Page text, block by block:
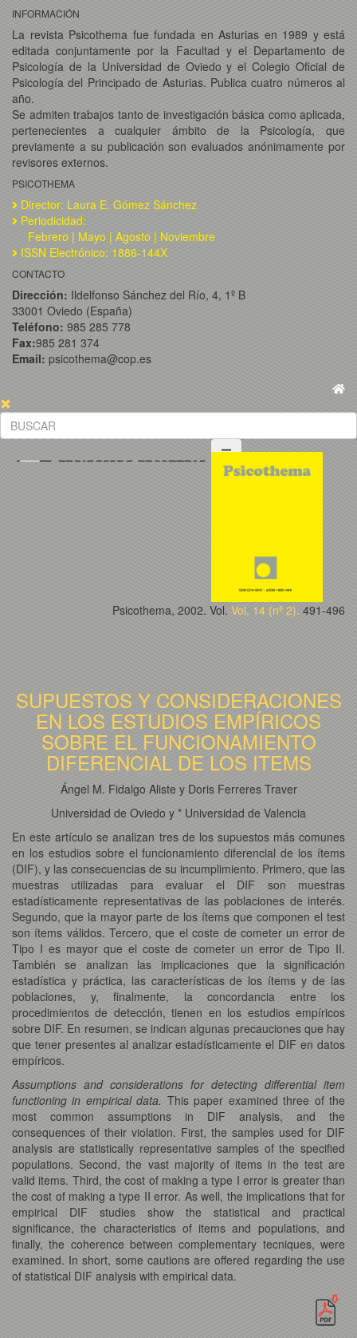
INFORMACIÓN
La revista Psicothema fue fundada en Asturias en 1989 y está
editada conjuntamente por la Facultad y el Departamento de
Psicología de la Universidad de Oviedo y el Colegio Oficial de
Psicología del Principado de Asturias. Publica cuatro números al
año.
Se admiten trabajos tanto de investigación básica como aplicada,
pertenecientes a cualquier ámbito de la Psicología, que
previamente a su publicación son evaluados anónimamente por
revisores externos.
PSICOTHEMA
Director: Laura E. Gómez Sánchez
Periodicidad:
Febrero | Mayo | Agosto | Noviembre
ISSN Electrónico: 1886-144X
CONTACTO
Dirección: Ildelfonso Sánchez del Río, 4, 1º B
33001 Oviedo (España)
Teléfono: 985 285 778
Fax:985 281 374
Email: psicothema@cop.es
Psicothema, 2002. Vol. Vol. 14 (nº 2). 491-496
SUPUESTOS Y CONSIDERACIONES
EN LOS ESTUDIOS EMPÍRICOS
SOBRE EL FUNCIONAMIENTO
DIFERENCIAL DE LOS ITEMS
Ángel M. Fidalgo Aliste y Doris Ferreres Traver
Universidad de Oviedo y * Universidad de Valencia
En este artículo se analizan tres de los supuestos más comunes
en los estudios sobre el funcionamiento diferencial de los ítems
(DIF), y las consecuencias de su incumplimiento. Primero, que las
muestras utilizadas para evaluar el DIF son muestras
estadísticamente representativas de las poblaciones de interés.
Segundo, que la mayor parte de los ítems que componen el test
son ítems válidos. Tercero, que el coste de cometer un error de
Tipo I es mayor que el coste de cometer un error de Tipo II.
También se analizan las implicaciones que la significación
estadística y práctica, las características de los ítems y de las
poblaciones, y, finalmente, la concordancia entre los
procedimientos de detección, tienen en los estudios empíricos
sobre DIF. En resumen, se indican algunas precauciones que hay
que tener presentes al analizar estadísticamente el DIF en datos
empíricos.
Assumptions and considerations for detecting differential item
functioning in empirical data. This paper examined three of the
most common assumptions in DIF analysis, and the
consequences of their violation. First, the samples used for DIF
analysis are statistically representative samples of the specified
populations. Second, the vast majority of items in the test are
valid items. Third, the cost of making a type I error is greater than
the cost of making a type II error. As well, the implications that for
empirical DIF studies show the statistical and practical
significance, the characteristics of items and populations, and
finally, the coherence between complementary tecniques, were
examined. In short, some cautions are offered regarding the use
of statistical DIF analysis with empirical data.